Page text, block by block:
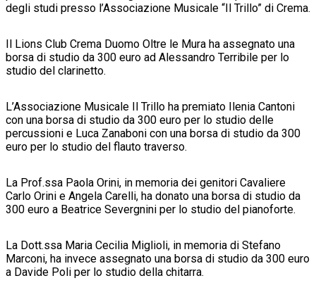
degli studi presso l’Associazione Musicale “Il Trillo” di Crema.
Il Lions Club Crema Duomo Oltre le Mura ha assegnato una
borsa di studio da 300 euro ad Alessandro Terribile per lo
studio del clarinetto.
L’Associazione Musicale Il Trillo ha premiato Ilenia Cantoni
con una borsa di studio da 300 euro per lo studio delle
percussioni e Luca Zanaboni con una borsa di studio da 300
euro per lo studio del flauto traverso.
La Prof.ssa Paola Orini, in memoria dei genitori Cavaliere
Carlo Orini e Angela Carelli, ha donato una borsa di studio da
300 euro a Beatrice Severgnini per lo studio del pianoforte.
La Dott.ssa Maria Cecilia Miglioli, in memoria di Stefano
Marconi, ha invece assegnato una borsa di studio da 300 euro
a Davide Poli per lo studio della chitarra.